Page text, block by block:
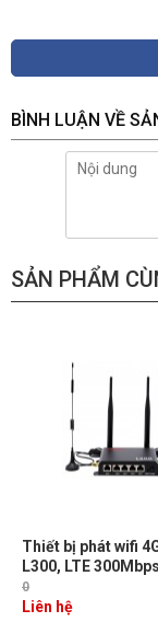
BÌNH LUẬN VỀ
SẢN PHẨM
Thiết bị phát wifi
L300, LTE
Router (có gắn sim)
0
Liên hệ